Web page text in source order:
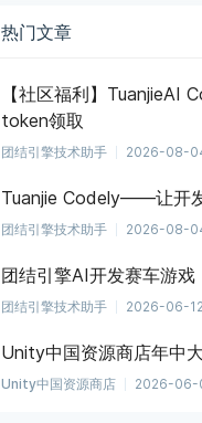
热门文章
【社区福利】TuanjieAI
token领取
团结引擎技术助手 2026-08-
Tuanjie Codely——让开
团结引擎技术助手 2026-08-
团结引擎AI开发赛车游戏
团结引擎技术助手 2026-06-12
Unity中国资源商店年中
Unity中国资源商店 2026-06-